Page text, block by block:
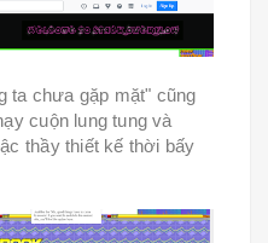
ta chưa gặp mặt" cũng
cuộn lung tung và
thầy thiết kế thời bấy